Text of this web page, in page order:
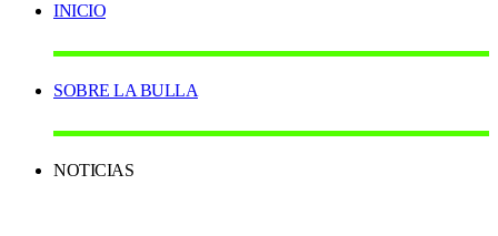
INICIO
SOBRE LA BULLA
NOTICIAS